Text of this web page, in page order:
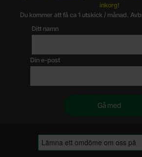
inkorg!
Du kommer att få ca 1 utskick / månad.
Ditt namn
Din e-post